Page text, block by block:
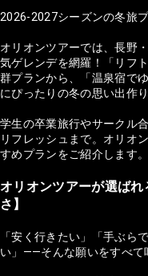
2026-2027シーズンの冬旅
オリオンツアーでは、長野
気ゲレンデを網羅！「リフ
群プランから、「温泉宿で
にぴったりの冬の思い出作
学生の卒業旅行やサークル
リフレッシュまで。オリオ
すめプランをご紹介します。
オリオンツアーが選ば
さ】
「安く行きたい」「手ぶら
い」——そんな願いをすべて